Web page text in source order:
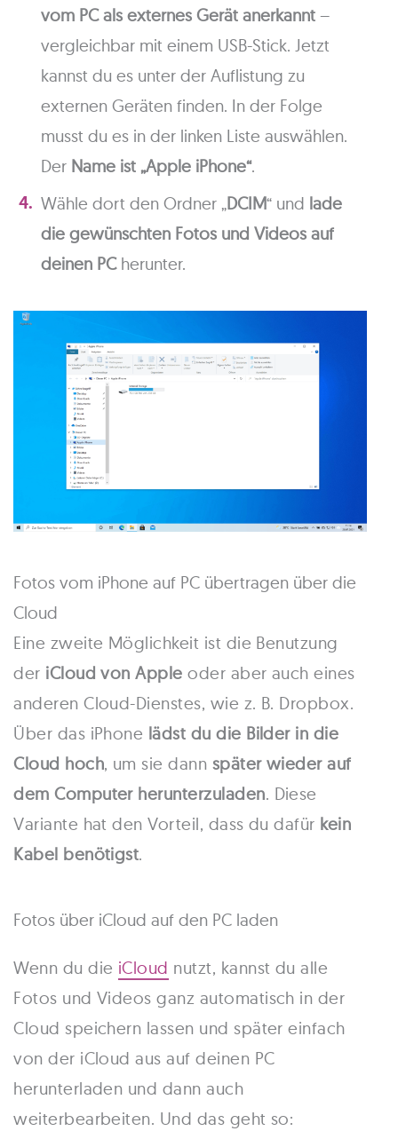
vom PC als externes Gerät anerkannt –
vergleichbar mit einem USB-Stick. Jetzt
kannst du es unter der Auflistung zu
externen Geräten finden. In der Folge
musst du es in der linken Liste auswählen.
Der Name ist „Apple iPhone“.
Wähle dort den Ordner „DCIM“ und lade
die gewünschten Fotos und Videos auf
deinen PCherunter.
Fotos vom iPhone auf PC übertragen über die
Cloud
Eine zweite Möglichkeit ist die Benutzung
der iCloud von Apple oder aber auch eines
anderen Cloud-Dienstes, wie z. B. Dropbox.
Über das iPhone lädst du die Bilder in die
Cloud hoch, um sie dann später wieder auf
dem Computer herunterzuladen. Diese
Variante hat den Vorteil, dass du dafür kein
Kabel benötigst.
Fotos über iCloud auf den PC laden
Wenn du die iCloud nutzt, kannst du alle
Fotos und Videos ganz automatisch in der
Cloud speichern lassen und später einfach
von der iCloud aus auf deinen PC
herunterladen und dann auch
weiterbearbeiten. Und das geht so: